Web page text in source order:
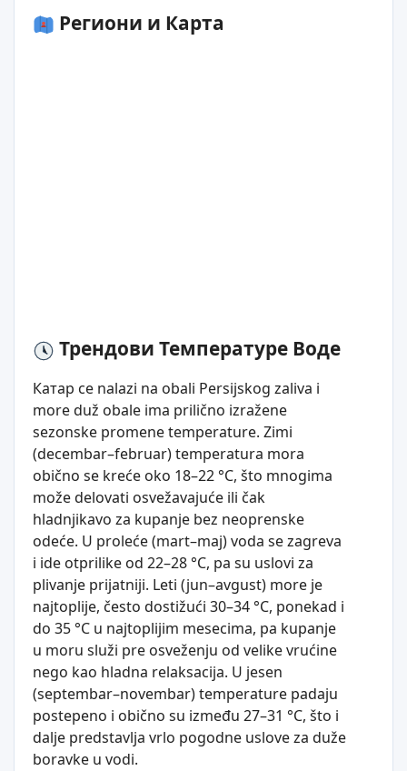
Региони и Карта
Трендови Температуре Воде
Катар се nalazi na obali Persijskog zaliva i
more duž obale ima prilično izražene
sezonske promene temperature. Zimi
(decembar–februar) temperatura mora
obično se kreće oko 18–22 °C, što mnogima
može delovati osvežavajuće ili čak
hladnjikavo za kupanje bez neoprenske
odeće. U proleće (mart–maj) voda se zagreva
i ide otprilike od 22–28 °C, pa su uslovi za
plivanje prijatniji. Leti (jun–avgust) more je
najtoplije, često dostižući 30–34 °C, ponekad i
do 35 °C u najtoplijim mesecima, pa kupanje
u moru služi pre osveženju od velike vrućine
nego kao hladna relaksacija. U jesen
(septembar–novembar) temperature padaju
postepeno i obično su između 27–31 °C, što i
dalje predstavlja vrlo pogodne uslove za duže
boravke u vodi.